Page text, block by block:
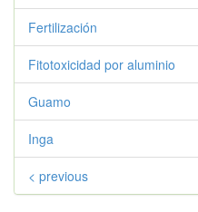
Fertilización
Fitotoxicidad por aluminio
Guamo
Inga
< previous